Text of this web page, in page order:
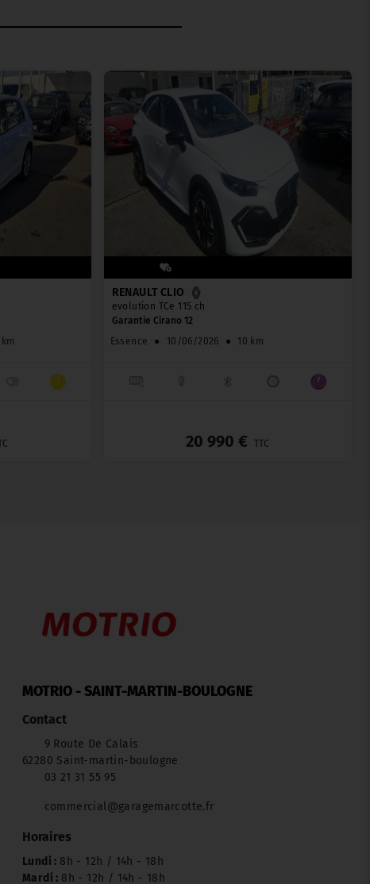
RENAULT CLIO
evolution TCe 115 ch
Garantie Cirano 12
Essence
● 10/06/2026 ● 10 km
20 990 € TTC
MOTRIO - SAINT-MARTIN-BOULOGNE
Contact
9 Route De Calais
62280 Saint-martin-boulogne
03 21 31 55 95
commercial@garagemarcotte.fr
Horaires
Lundi : 8h - 12h / 14h - 18h
Mardi : 8h - 12h / 14h - 18h